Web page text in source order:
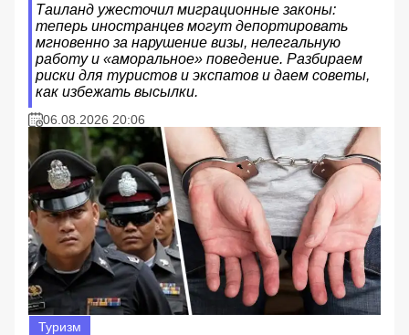
Таиланд ужесточил миграционные законы:
теперь иностранцев могут депортировать
мгновенно за нарушение визы, нелегальную
работу и «аморальное» поведение. Разбираем
риски для туристов и экспатов и даем советы,
как избежать высылки.
06.08.2026 20:06
Туризм